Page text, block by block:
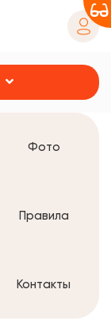
Фото
Правила
Контакты